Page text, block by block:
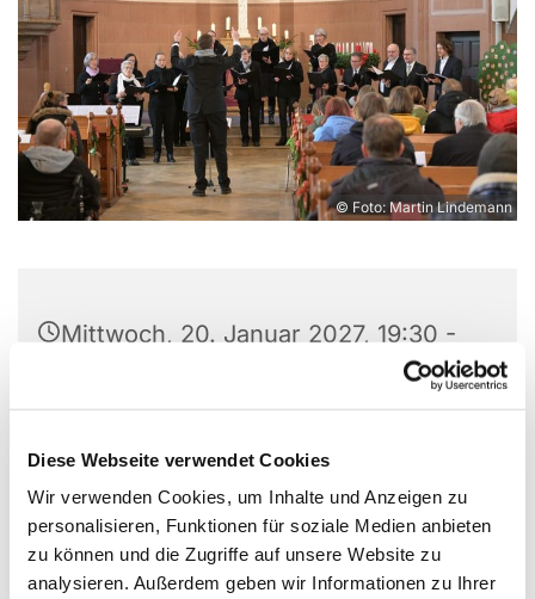
Diese Webseite verwendet Cookies
Wir verwenden Cookies, um Inhalte und Anzeigen zu
personalisieren, Funktionen für soziale Medien anbieten
zu können und die Zugriffe auf unsere Website zu
analysieren. Außerdem geben wir Informationen zu Ihrer
© Foto: Martin Lindemann
Mittwoch, 20. Januar 2027, 19:30 -
Bochum